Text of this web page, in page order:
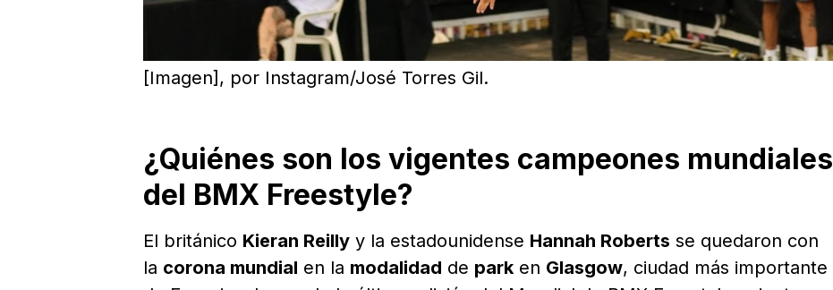
[Imagen], por Instagram/José Torres Gil.
¿Quiénes son los vigentes campeones mundiales
del BMX Freestyle?
El británico Kieran Reilly y la estadounidense Hannah Roberts se quedaron con
la corona mundial en la modalidad de park en Glasgow, ciudad más importante